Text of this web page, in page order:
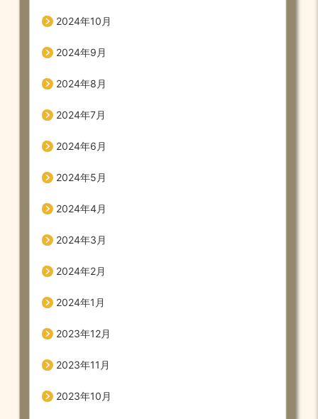
2024年10月
2024年9月
2024年8月
2024年7月
2024年6月
2024年5月
2024年4月
2024年3月
2024年2月
2024年1月
2023年12月
2023年11月
2023年10月